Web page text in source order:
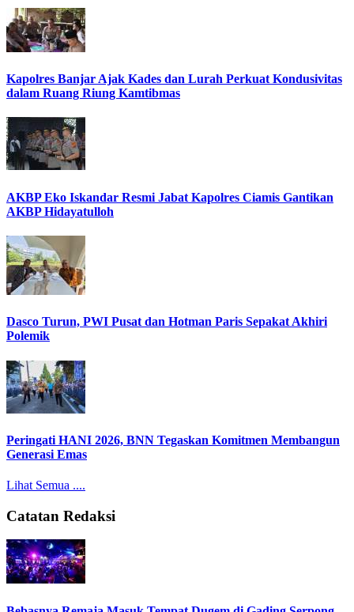
Kapolres Banjar Ajak Kades dan Lurah Perkuat Kondusivitas
dalam Ruang Riung Kamtibmas
AKBP Eko Iskandar Resmi Jabat Kapolres Ciamis Gantikan
AKBP Hidayatulloh
Dasco Turun, PWI Pusat dan Hotman Paris Sepakat Akhiri
Polemik
Peringati HANI 2026, BNN Tegaskan Komitmen Membangun
Generasi Emas
Lihat Semua ....
Catatan Redaksi